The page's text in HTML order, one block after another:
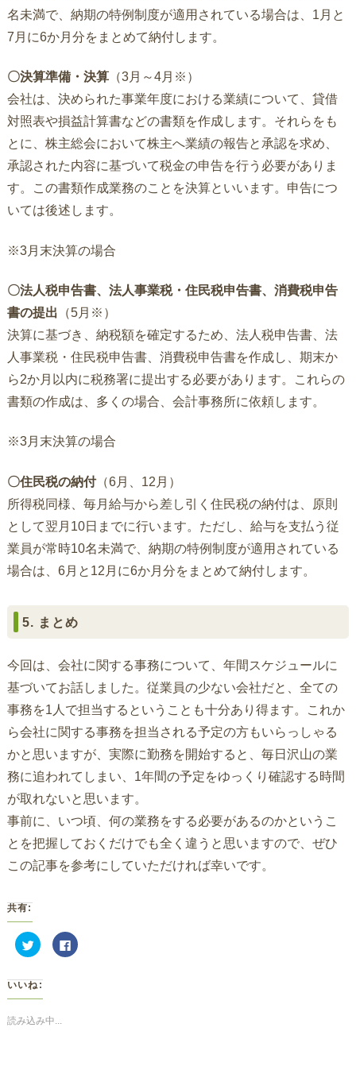
名未満で、納期の特例制度が適用されている場合は、1月と
7月に6か月分をまとめて納付します。
〇決算準備・決算（3月～4月※）
会社は、決められた事業年度における業績について、貸借
対照表や損益計算書などの書類を作成します。それらをも
とに、株主総会において株主へ業績の報告と承認を求め、
承認された内容に基づいて税金の申告を行う必要がありま
す。この書類作成業務のことを決算といいます。申告につ
いては後述します。
※3月末決算の場合
〇法人税申告書、法人事業税・住民税申告書、消費税申告
書の提出 （5月※）
決算に基づき、納税額を確定するため、法人税申告書、法
人事業税・住民税申告書、消費税申告書を作成し、期末か
ら2か月以内に税務署に提出する必要があります。これらの
書類の作成は、多くの場合、会計事務所に依頼します。
※3月末決算の場合
〇住民税の納付（6月、12月）
所得税同様、毎月給与から差し引く住民税の納付は、原則
として翌月10日までに行います。ただし、給与を支払う従
業員が常時10名未満で、納期の特例制度が適用されている
場合は、6月と12月に6か月分をまとめて納付します。
5. まとめ
今回は、会社に関する事務について、年間スケジュールに
基づいてお話しました。従業員の少ない会社だと、全ての
事務を1人で担当するということも十分あり得ます。これか
ら会社に関する事務を担当される予定の方もいらっしゃる
かと思いますが、実際に勤務を開始すると、毎日沢山の業
務に追われてしまい、1年間の予定をゆっくり確認する時間
が取れないと思います。
事前に、いつ頃、何の業務をする必要があるのかというこ
とを把握しておくだけでも全く違うと思いますので、ぜひ
この記事を参考にしていただければ幸いです。
共有:
ク
リ
し
て
Twitter
共
有
Facebook
で
いいね:
読み込み中...